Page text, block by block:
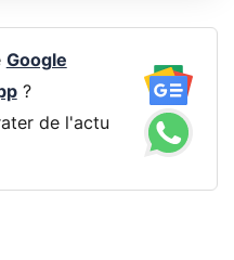
Google
?
de l'actu